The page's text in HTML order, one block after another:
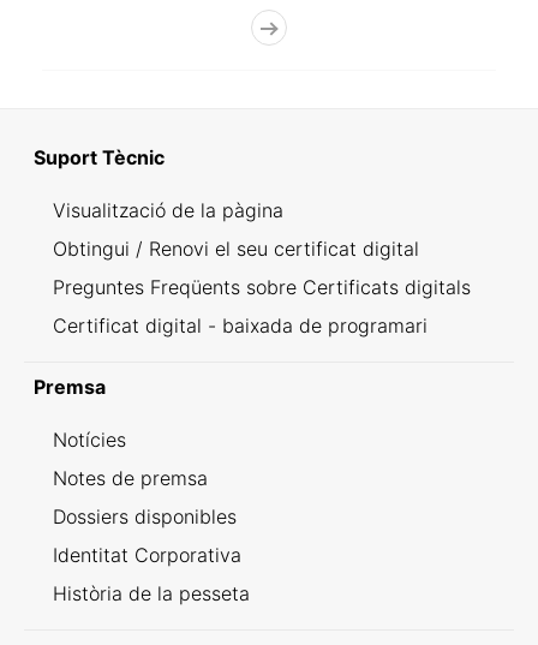
Suport Tècnic
Visualització de la pàgina
Obtingui / Renovi el seu certificat digital
Preguntes Freqüents sobre Certificats digitals
Certificat digital - baixada de programari
Premsa
Notícies
Notes de premsa
Dossiers disponibles
Identitat Corporativa
Història de la pesseta